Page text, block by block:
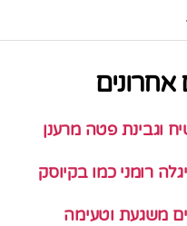
אחרונים
וגבינת פטה מרענן
רומני כמו בקיוסק
משגעת וטעימה